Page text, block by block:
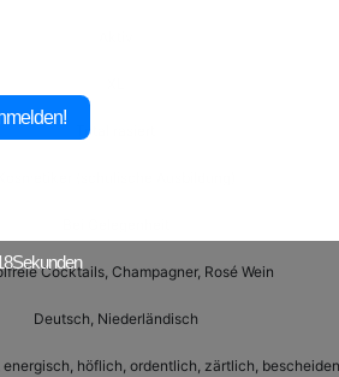
Total rasiert
Cocktails, Champagner, Rosé Wein
Deutsch, Niederländisch
höflich, ordentlich, zärtlich, bescheiden
Sekunden